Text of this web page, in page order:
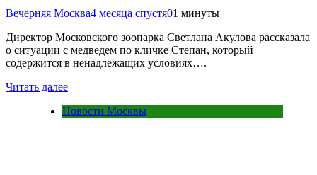
Вечерняя Москва4 месяца спустя01 минуты
Директор Московского зоопарка Светлана Акулова рассказала
о ситуации с медведем по кличке Степан, который
содержится в ненадлежащих условиях….
Читать далее
Новости Москвы